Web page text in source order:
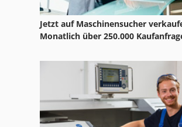
Jetzt auf Maschinensucher
Monatlich über 250.000